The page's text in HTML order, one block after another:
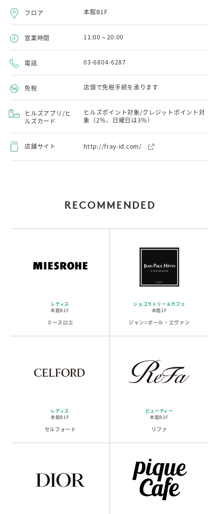
フロア 本館B1F
営業時間 11:00～20:00
電話 03-6804-6287
免税 店頭で免税手続を承ります
ヒルズアプリ/ヒ
ルズカード
ヒルズポイント対象/クレジットポイント対
象（2％、日曜日は3％）
店舗サイト http://fray-id.com/
RECOMMENDED
レディス
本館B1F
ミースロエ
ショコラトリー＆カフェ
本館1F
ジャン=ポール・エヴァン
レディス
本館B1F
セルフォード
ビューティー
本館B2F
リファ